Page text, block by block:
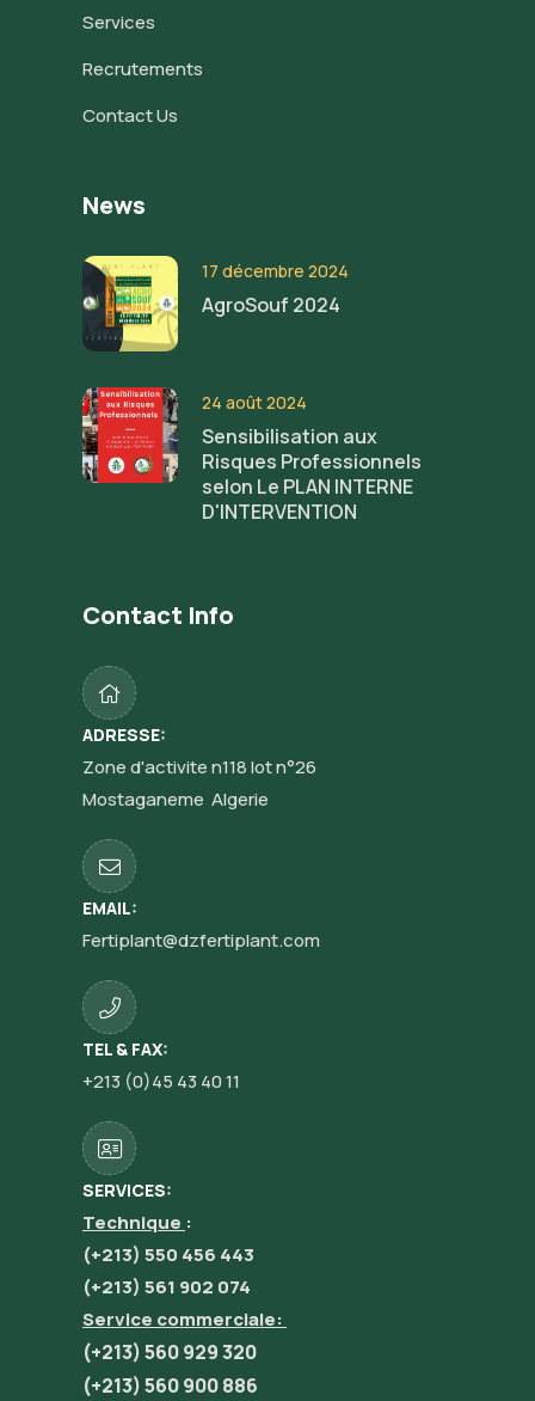
Services
Recrutements
Contact Us
News
17 décembre 2024
AgroSouf 2024
24 août 2024
Sensibilisation aux
Risques Professionnels
selon Le PLAN INTERNE
D'INTERVENTION
Contact Info
ADRESSE:
Zone d'activite n118 lot n°26
Mostaganeme Algerie
EMAIL:
Fertiplant@dzfertiplant.com
TEL & FAX:
+213 (0)45 43 40 11
SERVICES:
Technique :
(+213) 550 456 443
(+213) 561 902 074
Service commerciale:
(+213) 560 929 320
(+213) 560 900 886